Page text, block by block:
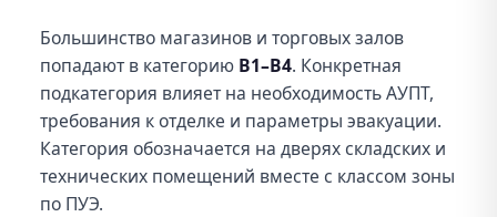
Большинство магазинов и торговых залов
попадают в категорию В1–В4. Конкретная
подкатегория влияет на необходимость АУПТ,
требования к отделке и параметры эвакуации.
Категория обозначается на дверях складских и
технических помещений вместе с классом зоны
по ПУЭ.